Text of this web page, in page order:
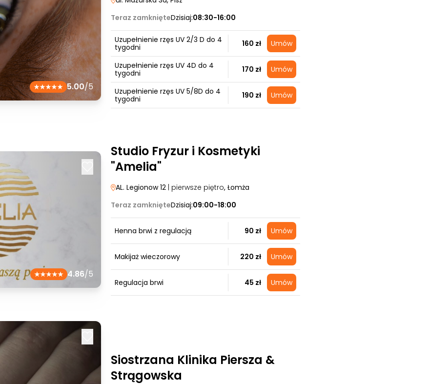
5.00/5
Teraz zamknięteDzisiaj:08:30-16:00
Uzupełnienie rzęs UV 2/3 D do 4
tygodni
160 zł Umów
Uzupełnienie rzęs UV 4D do 4
tygodni
170 zł Umów
Uzupełnienie rzęs UV 5/8D do 4
tygodni
190 zł Umów
4.86/5
Studio Fryzur i Kosmetyki
"Amelia"
AL. Legionow 12 | pierwsze piętro, Łomża
Teraz zamknięteDzisiaj:09:00-18:00
Henna brwi z regulacją 90 zł Umów
Makijaż wieczorowy 220 zł Umów
Regulacja brwi 45 zł Umów
Siostrzana Klinika Piersza &
Strągowska